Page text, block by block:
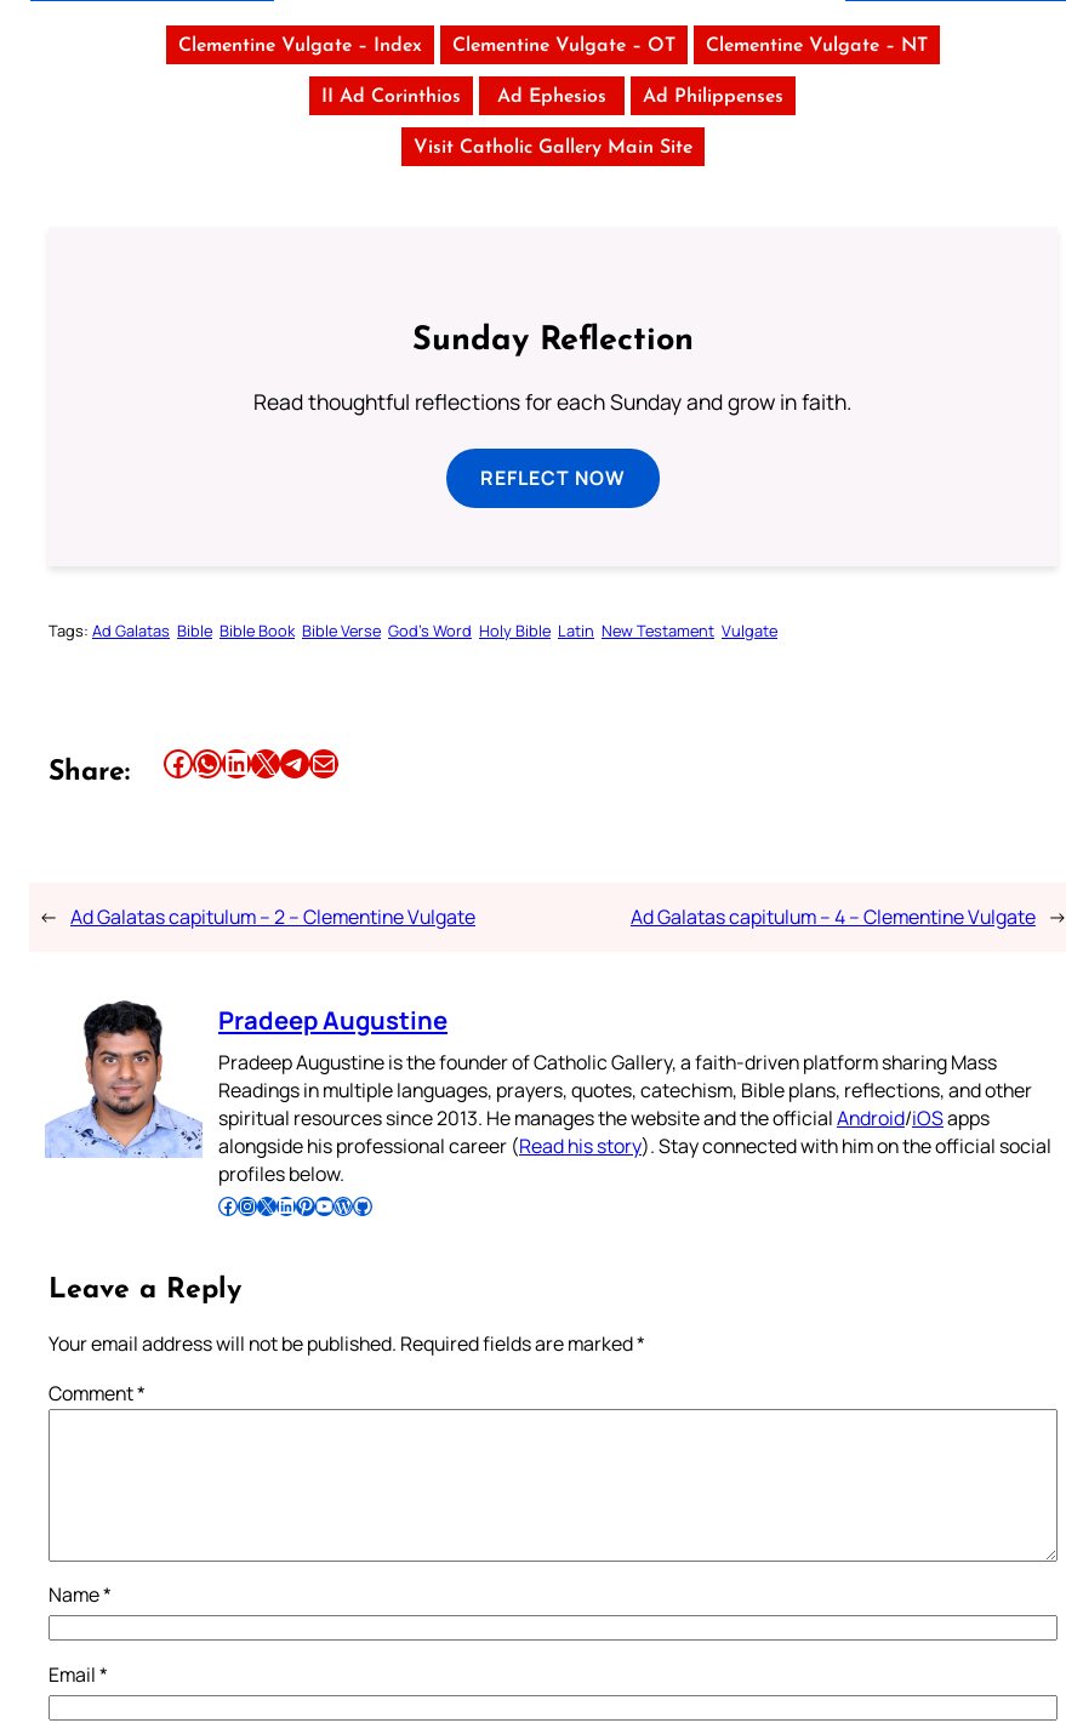
Clementine Vulgate – Index Clementine Vulgate – OT Clementine Vulgate – NT
II Ad Corinthios Ad Ephesios Ad Philippenses
Visit Catholic Gallery Main Site
Sunday Reflection
Read thoughtful reflections for each Sunday and grow in faith.
REFLECT NOW
Tags: Ad Galatas Bible Bible Book Bible Verse God’s Word Holy Bible Latin New Testament Vulgate
Share: Share this article on Facebook Share this article on WhatsApp Share this article on LinkedIn Share this article on X Share this article on TelegramEmail this Article
← Ad Galatas capitulum – 2 – Clementine Vulgate Ad Galatas capitulum – 4 – Clementine Vulgate →
Pradeep Augustine
Pradeep Augustine is the founder of Catholic Gallery, a faith-driven platform sharing Mass
Readings in multiple languages, prayers, quotes, catechism, Bible plans, reflections, and other
spiritual resources since 2013. He manages the website and the officialAndroid/iOSapps
alongside his professional career (Read his story). Stay connected with him on the official social
profiles below.
Follow Pradeep on Facebook Follow Pradeep on InstagramFollow Pradeep on X Follow Pradeep on LinkedIn Follow Pradeep on Pinterest Subscribe to Pradeep’s Youtube Channel Follow Pradeep on WordPress Follow Pradeep on GitHub
Leave a Reply
Your email address will not be published. Required fields are marked*
Comment*
Name*
Email*